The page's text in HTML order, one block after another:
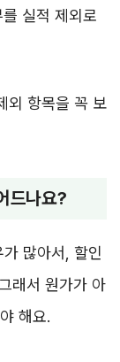
실적 제외로
외 항목을 꼭 보
드나요?
많아서, 할인
래서 원가가 아
해요.